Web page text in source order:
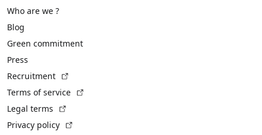
Who are we ?
Blog
Green commitment
Press
Recruitment
Terms of service
Legal terms
Privacy policy